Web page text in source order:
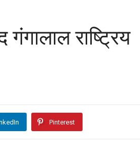
राष्ट्रिय
Pinterest